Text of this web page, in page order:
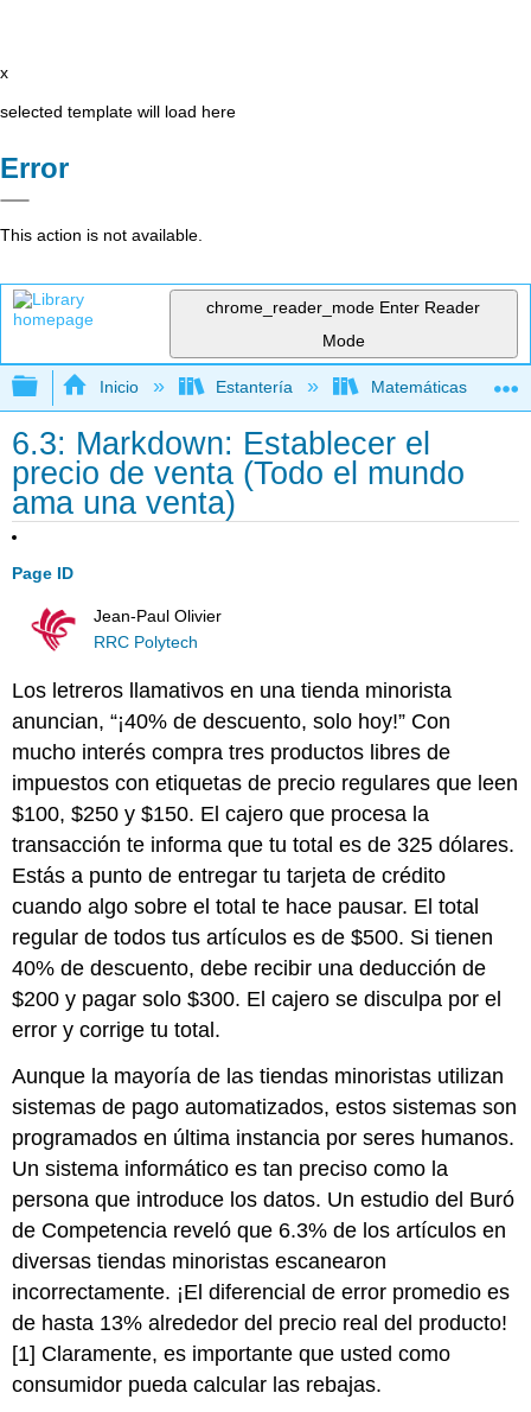
x
selected template will load here
Error
This action is not available.
chrome_reader_mode Enter Reader
Mode
Expandir/contraer jerarquía global
Inicio Estantería Matemáticas
6.3: Markdown: Establecer el
precio de venta (Todo el mundo
ama una venta)
Page ID
Jean-Paul Olivier
RRC Polytech
Los letreros llamativos en una tienda minorista
anuncian, “¡40% de descuento, solo hoy!” Con
mucho interés compra tres productos libres de
impuestos con etiquetas de precio regulares que leen
$100, $250 y $150. El cajero que procesa la
transacción te informa que tu total es de 325 dólares.
Estás a punto de entregar tu tarjeta de crédito
cuando algo sobre el total te hace pausar. El total
regular de todos tus artículos es de $500. Si tienen
40% de descuento, debe recibir una deducción de
$200 y pagar solo $300. El cajero se disculpa por el
error y corrige tu total.
Aunque la mayoría de las tiendas minoristas utilizan
sistemas de pago automatizados, estos sistemas son
programados en última instancia por seres humanos.
Un sistema informático es tan preciso como la
persona que introduce los datos. Un estudio del Buró
de Competencia reveló que 6.3% de los artículos en
diversas tiendas minoristas escanearon
incorrectamente. ¡El diferencial de error promedio es
de hasta 13% alrededor del precio real del producto!
[1] Claramente, es importante que usted como
consumidor pueda calcular las rebajas.